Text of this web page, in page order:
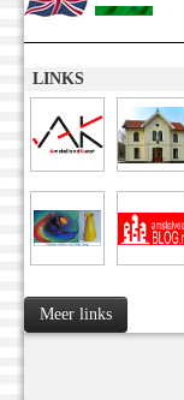
LINKS
Meer links